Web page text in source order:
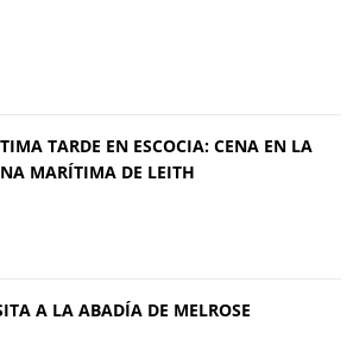
TARDE EN ESCOCIA: CENA EN LA
MARÍTIMA DE LEITH
A LA ABADÍA DE MELROSE